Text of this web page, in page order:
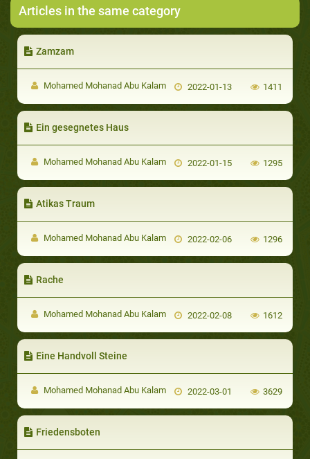
Articles in the same category
Zamzam
Mohamed Mohanad Abu Kalam 2022-01-13 1411
Ein gesegnetes Haus
Mohamed Mohanad Abu Kalam 2022-01-15 1295
Atikas Traum
Mohamed Mohanad Abu Kalam 2022-02-06 1296
Rache
Mohamed Mohanad Abu Kalam 2022-02-08 1612
Eine Handvoll Steine
Mohamed Mohanad Abu Kalam 2022-03-01 3629
Friedensboten